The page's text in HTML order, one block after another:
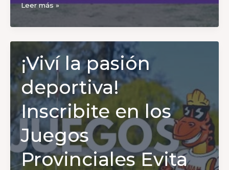
Sarmiento
con
una
nueva
fecha
de
la
Liga
Social
Norte
de
Hockey
Leer más »
¡Viví la pasión
deportiva!
Inscribite en los
Juegos
Provinciales Evita